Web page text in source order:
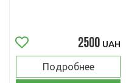
2500 UAH
Подробнее